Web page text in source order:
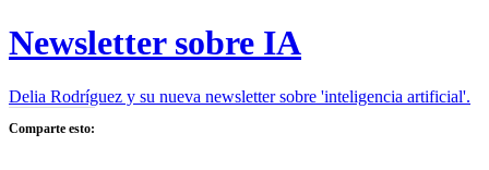
Newsletter sobre IA
Delia Rodríguez y su nueva newsletter sobre 'inteligencia artificial'.
Comparte esto: